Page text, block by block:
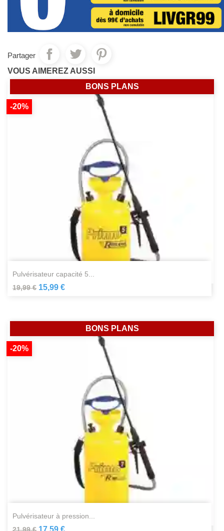
Partager
VOUS AIMEREZ AUSSI
pulvérisateur capacité 5...
19,99 €
-20%
15,99 €
BONS PLANS
pulvérisateur à pression...
-20%
BONS PLANS